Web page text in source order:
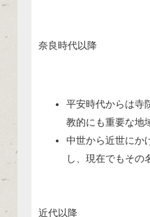
奈良時代以降
平安時代からは寺
教的にも重要な地
中世から近世にか
し、現在でもその
近代以降